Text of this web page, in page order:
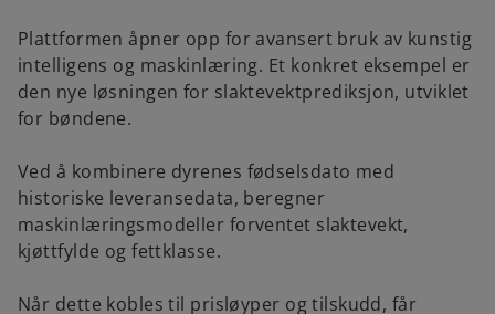
Plattformen åpner opp for avansert bruk av kunstig
intelligens og maskinlæring. Et konkret eksempel er
den nye løsningen for slaktevektprediksjon, utviklet
for bøndene.
Ved å kombinere dyrenes fødselsdato med
historiske leveransedata, beregner
maskinlæringsmodeller forventet slaktevekt,
kjøttfylde og fettklasse.
Når dette kobles til prisløyper og tilskudd, får